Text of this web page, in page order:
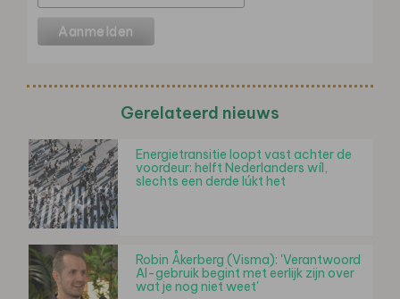
Gerelateerd nieuws
Energietransitie loopt vast achter de
voordeur: helft Nederlanders wíl,
slechts een derde lúkt het
Robin Åkerberg (Visma): 'Verantwoord
AI-gebruik begint met eerlijk zijn over
wat je nog niet weet'